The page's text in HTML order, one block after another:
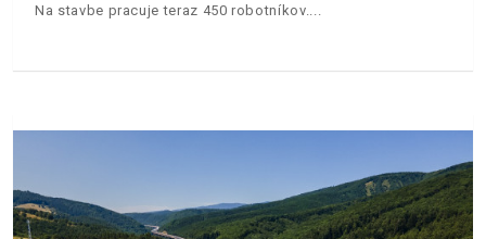
Na stavbe pracuje teraz 450 robotníkov.